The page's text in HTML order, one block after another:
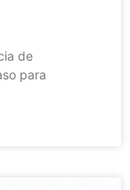
de
para